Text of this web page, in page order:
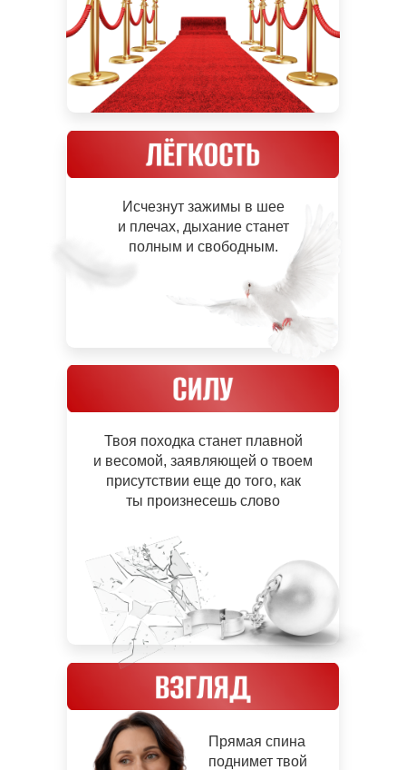
Прямая спина
поднимет твой
Исчезнут зажимы в шее
и плечах, дыхание станет
полным и свободным.
Твоя походка станет плавной
и весомой, заявляющей о твоем
присутствии еще до того, как
ты произнесешь слово